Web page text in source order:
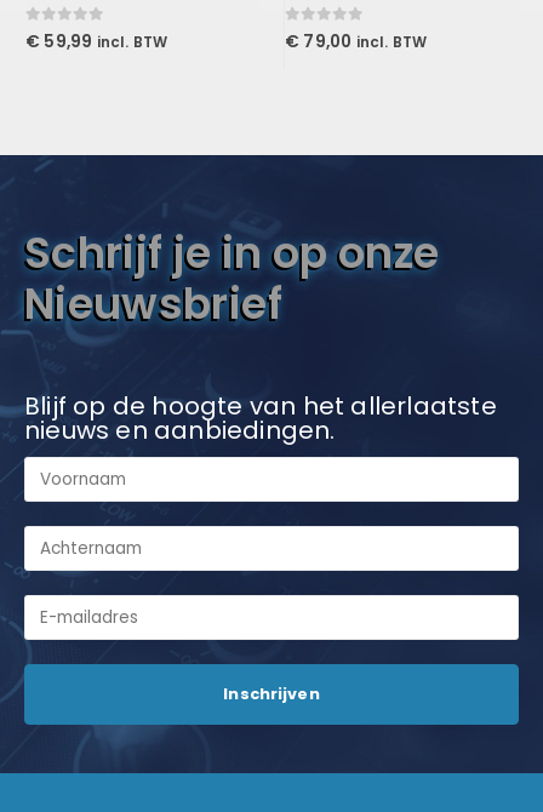
0out of 5
€ 59,99 incl. BTW 0out of 5
€ 79,00 incl. BTW
Schrijf je in op onze
Nieuwsbrief
Blijf op de hoogte van het allerlaatste
nieuws en aanbiedingen.